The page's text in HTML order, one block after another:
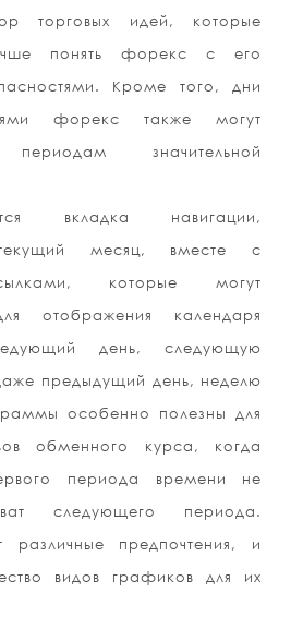
торговых идей, которые
понять форекс с его
Кроме того, дни
форекс также могут
значительной
вкладка навигации,
месяц, вместе с
которые могут
отображения календаря
день, следующую
предыдущий день, неделю
особенно полезны для
обменного курса, когда
периода времени не
следующего периода.
различные предпочтения, и
видов графиков для их